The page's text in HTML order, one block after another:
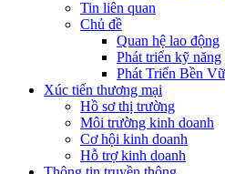
Tin liên quan
Chủ đề
Quan hệ lao động
Phát triển kỹ năng
Phát Triển Bền
Xúc tiến thương mại
Hồ sơ thị trường
Môi trường kinh doanh
Cơ hội kinh doanh
Hỗ trợ kinh doanh